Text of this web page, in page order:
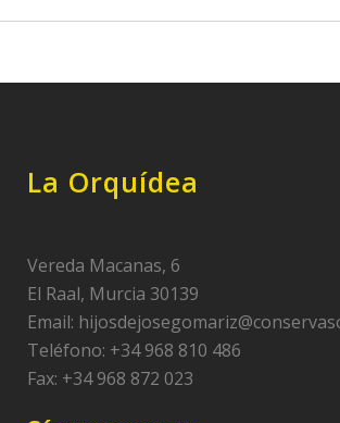
La Orquídea
Vereda Macanas, 6
El Raal, Murcia 30139
Email:
Teléfono: +34 968 810 486
Fax: +34 968 872 023